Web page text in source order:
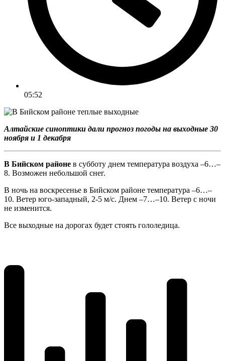
05:52
Алтайские синоптики дали прогноз погоды на выходные 30
ноября и 1 декабря
В Бийском районе в субботу днем температура воздуха –6…–
8. Возможен небольшой снег.
В ночь на воскресенье в Бийском районе температура –6…–
10. Ветер юго-западный, 2-5 м/с. Днем –7…–10. Ветер с ночи
не изменится.
Все выходные на дорогах будет стоять гололедица.